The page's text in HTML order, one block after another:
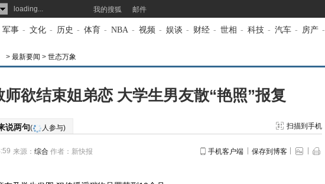
loading... 我的搜狐 邮件
军事 - 文化 - 历史 - 体育 - NBA - 视频 - 娱谈 - 财经 - 世相 - 科技 - 汽车 - 房产 -
> 最新要闻 > 世态万象
师欲结束姐弟恋 大学生男友散“艳照”报复
说两句( 人参与) 扫描到手机
来源： 综合 作者：新快报 手机客户端 保存到博客